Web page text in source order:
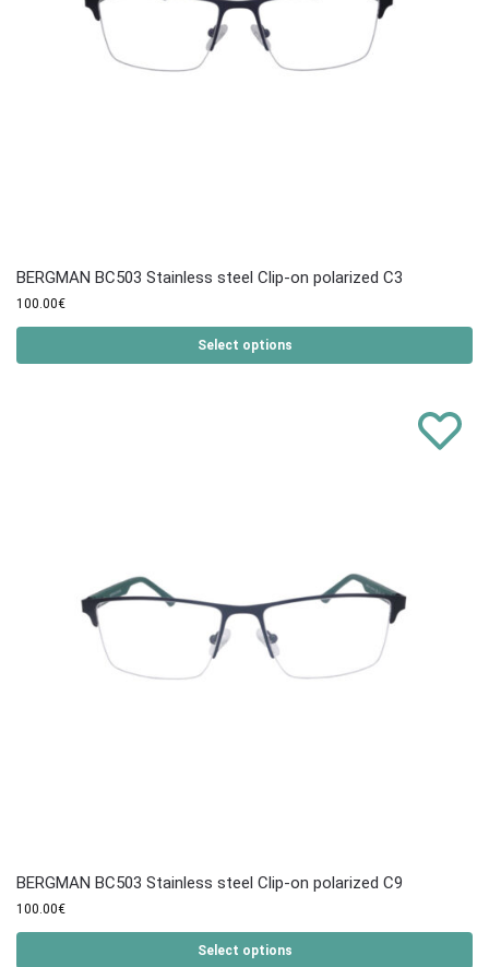
BERGMAN BC503 Stainless steel Clip-on polarized C3
100.00€
Select options
BERGMAN BC503 Stainless steel Clip-on polarized C9
100.00€
Select options